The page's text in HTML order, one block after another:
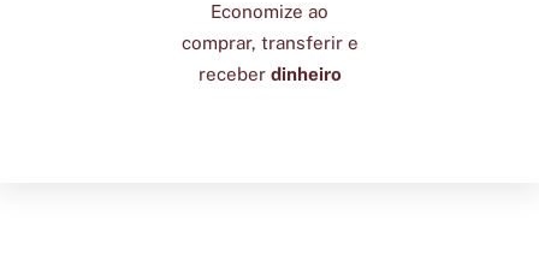
Economize ao
comprar, transferir e
receber dinheiro